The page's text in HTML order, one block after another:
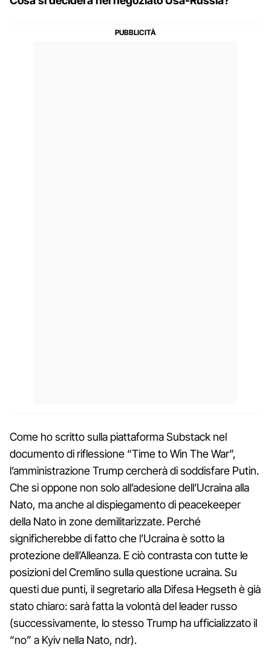
Come ho scritto sulla piattaforma Substack nel
documento di riflessione “Time to Win The War”,
l’amministrazione Trump cercherà di soddisfare Putin.
Che si oppone non solo all’adesione dell’Ucraina alla
Nato, ma anche al dispiegamento di peacekeeper
della Nato in zone demilitarizzate. Perché
significherebbe di fatto che l’Ucraina è sotto la
protezione dell’Alleanza. E ciò contrasta con tutte le
posizioni del Cremlino sulla questione ucraina. Su
questi due punti, il segretario alla Difesa Hegseth è già
stato chiaro: sarà fatta la volontà del leader russo
(successivamente, lo stesso Trump ha ufficializzato il
“no” a Kyiv nella Nato, ndr).